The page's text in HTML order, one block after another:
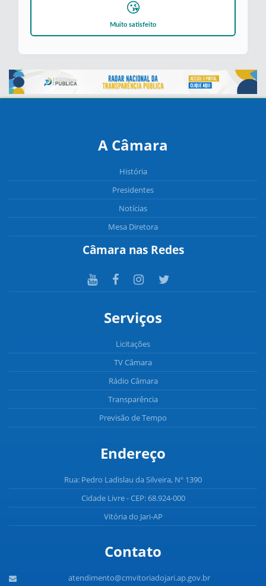
😘
Muito satisfeito
A Câmara
História
Presidentes
Notícias
Mesa Diretora
Câmara nas Redes
Serviços
Licitações
TV Câmara
Rádio Câmara
Transparência
Previsão de Tempo
Endereço
Rua: Pedro Ladislau da Silveira, Nº 1390
Cidade Livre - CEP: 68.924-000
Vitória do Jari-AP
Contato
atendimento@cmvitoriadojari.ap.gov.br